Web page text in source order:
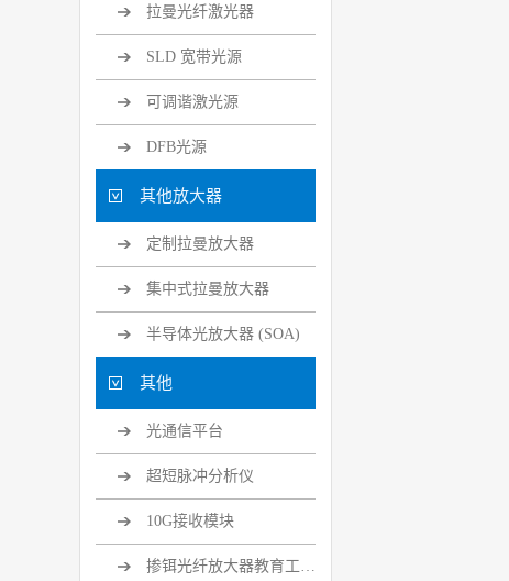
拉曼光纤激光器
SLD 宽带光源
可调谐激光源
DFB光源
其他放大器
定制拉曼放大器
集中式拉曼放大器
半导体光放大器 (SOA)
其他
光通信平台
超短脉冲分析仪
10G接收模块
掺铒光纤放大器教育工具套装